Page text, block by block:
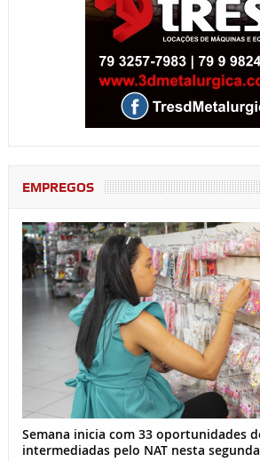
EMPREGOS
Semana inicia com 33 oportunidades
intermediadas pelo NAT nesta